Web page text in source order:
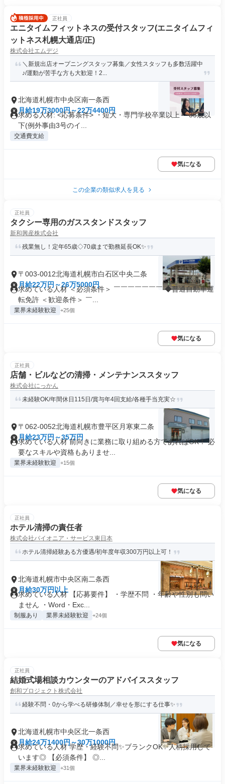
正社員
エニタイムフィットネスの受付スタッフ(エニタイムフィ
ットネス札幌大通店/正)
株式会社エムデジ
＼新規出店オープニングスタッフ募集／女性スタッフも多数活躍中
♪/運動が苦手な方も大歓迎！2...
北海道札幌市中央区南一条西
月給19万3000円～22万4400円
求める人材: <応募条件> ・短大・専門学校卒業以上 ・35歳以
下(例外事由3号のイ...
交通費支給
気になる
この企業の類似求人を見る
正社員
タクシー専用のガススタンドスタッフ
新和興産株式会社
残業無し！定年65歳◇70歳まで勤務延長OK✨
〒003-0012北海道札幌市白石区中央二条
月給22万円～26万5000円
求めている人材 ＜必須条件＞ ￣￣￣￣￣￣￣ ◆普通自動車運
転免許 ＜歓迎条件＞ ￣...
業界未経験歓迎 +25個
気になる
正社員
店舗・ビルなどの清掃・メンテナンススタッフ
株式会社にっかん
未経験OK/年間休日115日/賞与年4回支給/各種手当充実☆
〒062-0052北海道札幌市豊平区月寒東二条
月給23万円～35万円
求めている人材 前向きに業務に取り組める方であればOK！ 必
要なスキルや資格もありませ...
業界未経験歓迎 +15個
気になる
正社員
ホテル清掃の責任者
株式会社パイオニア・サービス東日本
ホテル清掃経験ある方優遇/初年度年収300万円以上可！
北海道札幌市中央区南二条西
月給30万円以上
求めている人材 【応募要件】 ・学歴不問 ・年齢や性別も問い
ません ・Word・Exc...
制服あり 業界未経験歓迎 +24個
気になる
正社員
結婚式場相談カウンターのアドバイススタッフ
創和プロジェクト株式会社
経験不問・0から学べる研修体制／幸せを形にする仕事✨
北海道札幌市中央区北一条西
月給24万1400円～30万1000円
求めている人材 学歴・経験不問✨ブランクOK✨人柄採用して
います◎ 【必須条件】 ◎...
業界未経験歓迎 +31個